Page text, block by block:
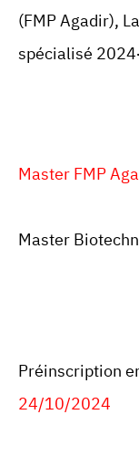
(FMP Agadir),
spécialisé
Master FMP
Master
Préinscription
24/10/2024